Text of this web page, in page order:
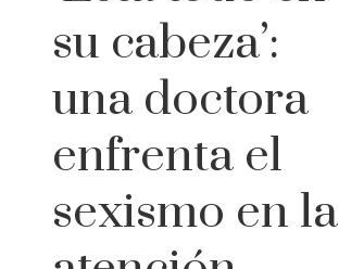
su cabeza’:
una doctora
enfrenta el
sexismo en la